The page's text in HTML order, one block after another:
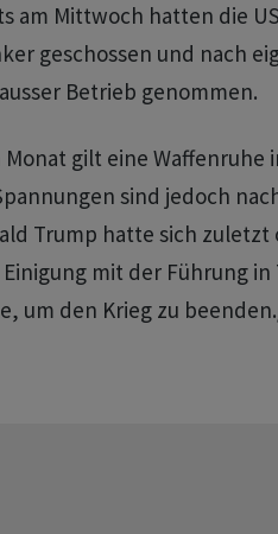
am Mittwoch hatten die
geschossen und nach
Betrieb genommen.
gilt eine Waffenruhe
sind jedoch
Trump hatte sich
Einigung mit der Führung
um den Krieg zu